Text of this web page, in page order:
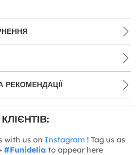
with us on Instagram ! Tag us as
#Funidelia to appear here